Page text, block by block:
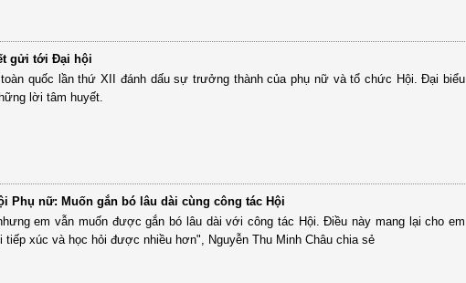
gửi tới Đại hội
quốc lần thứ XII đánh dấu sự trưởng thành của phụ nữ và tổ chức Hội. Đại biểu
lời tâm huyết.
Phụ nữ: Muốn gắn bó lâu dài cùng công tác Hội
em vẫn muốn được gắn bó lâu dài với công tác Hội. Điều này mang lại cho em
tiếp xúc và học hỏi được nhiều hơn", Nguyễn Thu Minh Châu chia sẻ